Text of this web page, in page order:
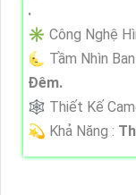
.
✳️ Công Nghệ
🌜 Tầm Nhìn
Ðêm.
🕸️ Thiết Kế
️💫 Khả Năng :